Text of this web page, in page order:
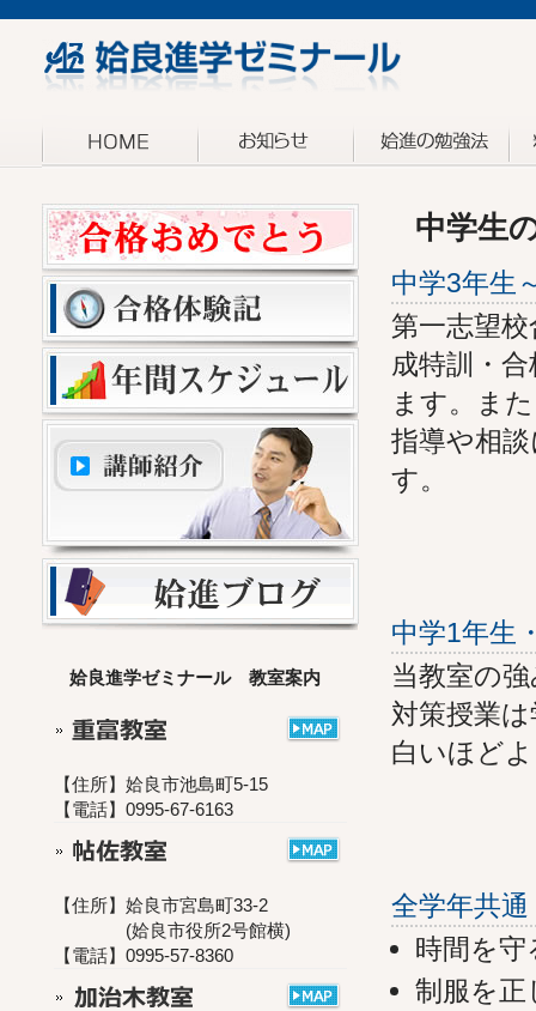
中学生
中学3年生
第一志望
成特訓・
ます。ま
指導や相
す。
中学1年生
当教室の
対策授業
白いほど
全学年共
時間を守
制服を正
姶良進学ゼミナール 教室案内
【住所】姶良市池島町5-15
【電話】0995-67-6163
【住所】姶良市宮島町33-2
(姶良市役所2号館横)
【電話】0995-57-8360